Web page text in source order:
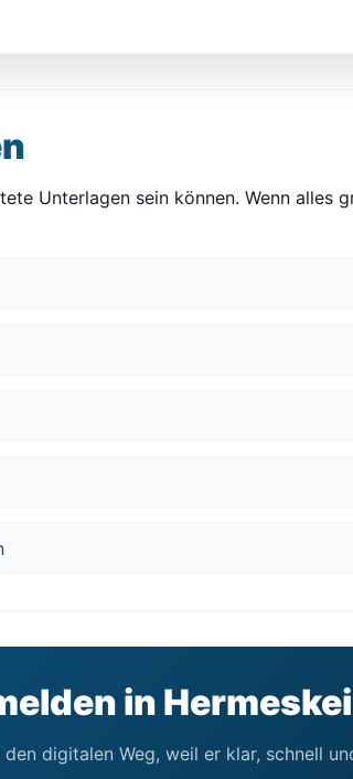
Unterlagen sein können. Wenn alles
in
digitalen Weg, weil er klar, schnell